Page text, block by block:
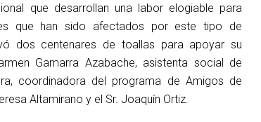
que desarrollan una labor elogiable para
que han sido afectados por este tipo de
dos centenares de toallas para apoyar su
Gamarra Azabache, asistenta social de
coordinadora del programa de Amigos de
Altamirano y el Sr. Joaquín Ortiz.